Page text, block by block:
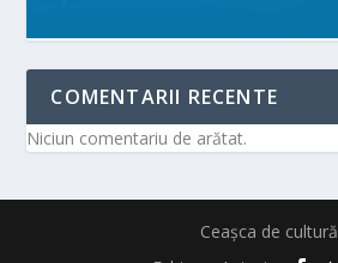
COMENTARII RECENTE
Niciun comentariu de arătat.
Ceașca de cultură